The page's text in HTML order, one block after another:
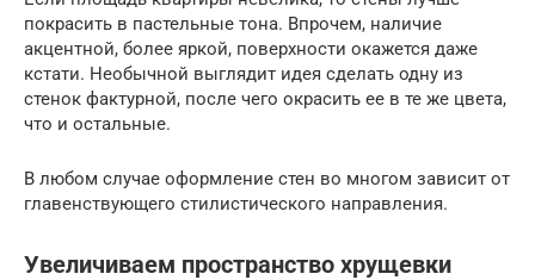
покрасить в пастельные тона. Впрочем, наличие
акцентной, более яркой, поверхности окажется даже
кстати. Необычной выглядит идея сделать одну из
стенок фактурной, после чего окрасить ее в те же цвета,
что и остальные.
В любом случае оформление стен во многом зависит от
главенствующего стилистического направления.
Увеличиваем пространство хрущевки